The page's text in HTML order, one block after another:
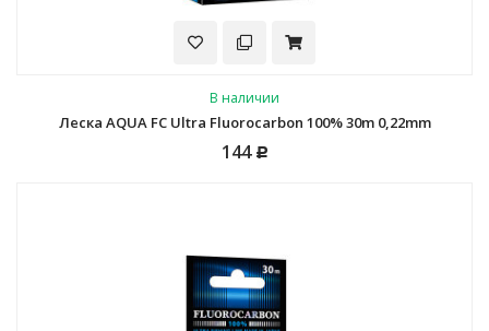
В наличии
Леска AQUA FC Ultra Fluorocarbon 100% 30m 0,22mm
144 Р